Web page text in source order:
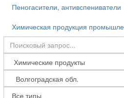
Пеногасители, антивспениватели
Химическая продукция